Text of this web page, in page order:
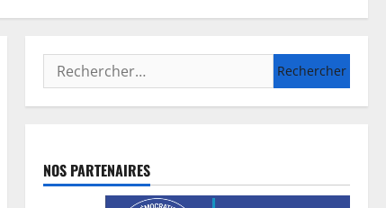
NOS PARTENAIRES